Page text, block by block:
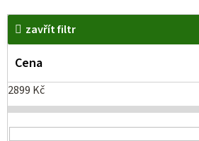
zavřít filtr
Cena
2899 Kč
V
p
i
s
p